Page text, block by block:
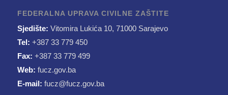
FEDERALNA UPRAVA CIVILNE ZAŠTITE
Sjedište: Vitomira Lukića 10, 71000 Sarajevo
Tel: +387 33 779 450
Fax: +387 33 779 499
Web: fucz.gov.ba
E-mail: fucz@fucz.gov.ba